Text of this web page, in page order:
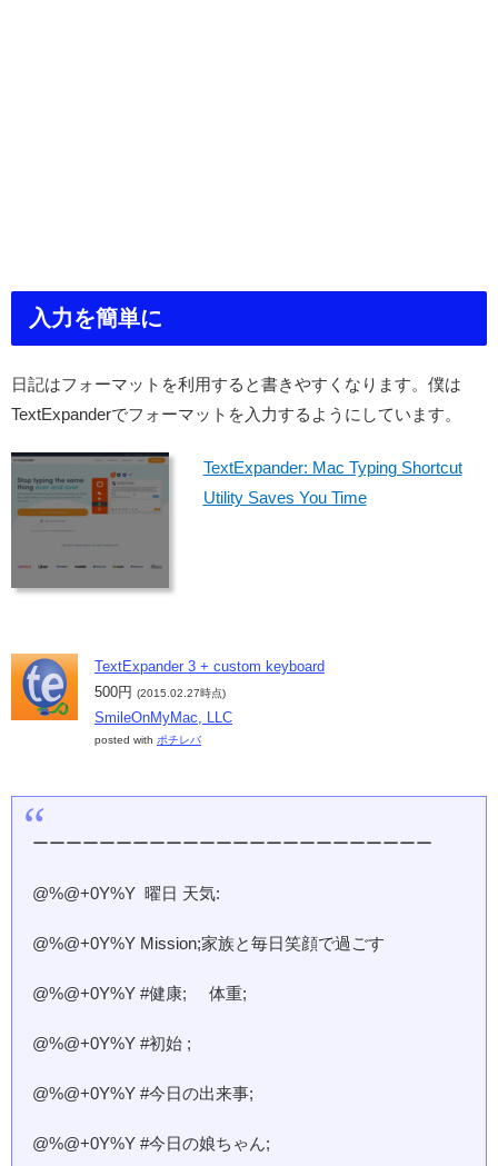
入力を簡単に
日記はフォーマットを利用すると書きやすくなります。僕は
TextExpanderでフォーマットを入力するようにしています。
TextExpander: Mac Typing Shortcut
Utility Saves You Time
TextExpander 3 + custom keyboard
500円 (2015.02.27時点)
SmileOnMyMac, LLC
posted with ポチレバ
ーーーーーーーーーーーーーーーーーーーーーーーー
@%@+0Y%Y 曜日 天気:
@%@+0Y%Y Mission;家族と毎日笑顔で過ごす
@%@+0Y%Y #健康; 体重;
@%@+0Y%Y #初始 ;
@%@+0Y%Y #今日の出来事;
@%@+0Y%Y #今日の娘ちゃん;